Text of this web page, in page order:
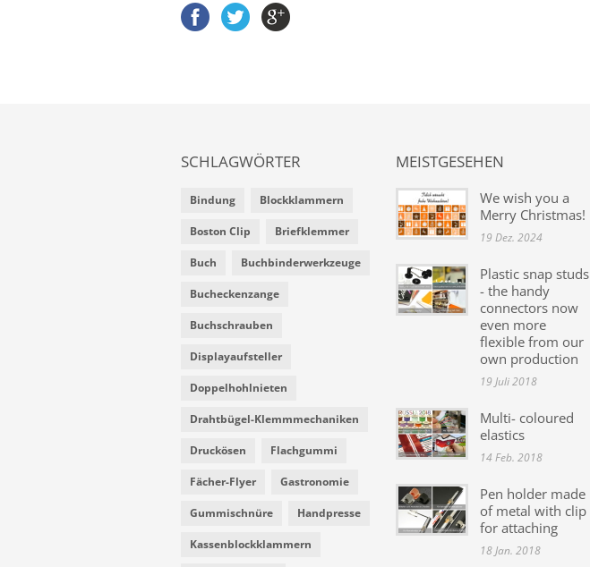
SCHLAGWÖRTER
Bindung Blockklammern
Boston Clip Briefklemmer
Buch Buchbinderwerkzeuge
Bucheckenzange
Buchschrauben
Displayaufsteller
Doppelhohlnieten
Drahtbügel-Klemmmechaniken
Druckösen Flachgummi
Fächer-Flyer Gastronomie
Gummischnüre Handpresse
Kassenblockklammern
MEISTGESEHEN
We wish you a
Merry Christmas!
19 Dez. 2024
Plastic snap studs
- the handy
connectors now
even more
flexible from our
own production
19 Juli 2018
Multi- coloured
elastics
14 Feb. 2018
Pen holder made
of metal with clip
for attaching
18 Jan. 2018